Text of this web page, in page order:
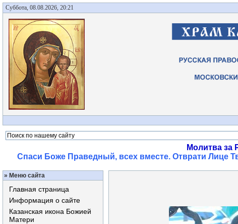
Суббота, 08.08.2026, 20:21
Молитва за
Спаси Боже Праведный, всех вместе. Отврати Лице
» Меню сайта
Главная страница
Информация о сайте
Казанская икона Божией
Матери